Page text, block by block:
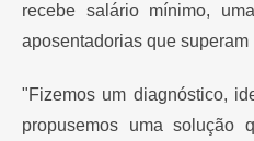
recebe salário mínimo,
aposentadorias que superam
"Fizemos um diagnóstico,
propusemos uma solução